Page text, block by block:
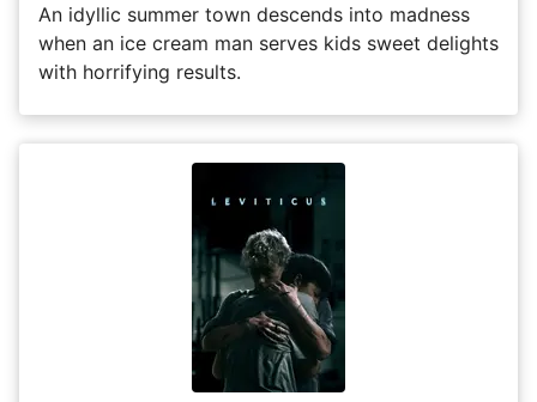
An idyllic summer town descends into madness
when an ice cream man serves kids sweet delights
with horrifying results.